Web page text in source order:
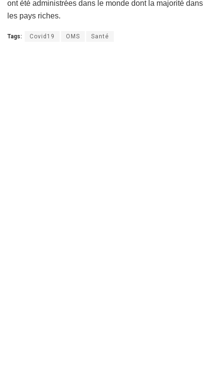
ont été administrées dans le monde dont la majorité dans
les pays riches.
Tags: Covid19 OMS Santé